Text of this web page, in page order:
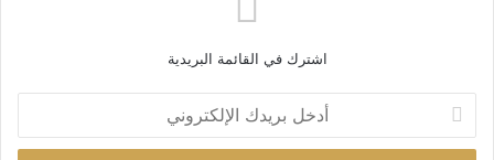
اشترك في القائمة البريدية
خ